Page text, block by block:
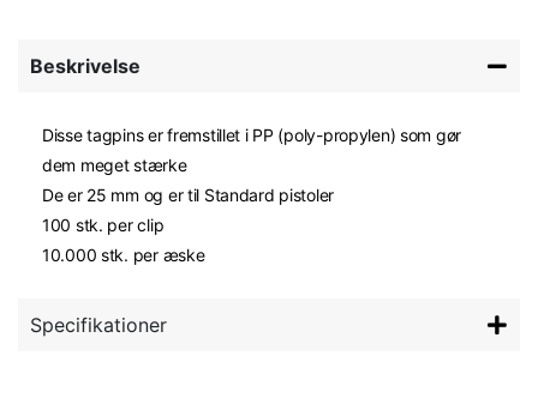
Beskrivelse
Disse tagpins er fremstillet i PP (poly-propylen) som gør
dem meget stærke
De er 25 mm og er til Standard pistoler
100 stk. per clip
10.000 stk. per æske
Specifikationer